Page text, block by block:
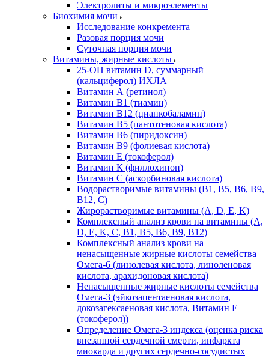
Электролиты и микроэлементы
Биохимия мочи
Исследование конкремента
Разовая порция мочи
Суточная порция мочи
Витамины, жирные кислоты
25-OH витамин D, суммарный
(кальциферол) ИХЛА
Витамин А (ретинол)
Витамин В1 (тиамин)
Витамин В12 (цианкобаламин)
Витамин В5 (пантотеновая кислота)
Витамин В6 (пиридоксин)
Витамин В9 (фолиевая кислота)
Витамин Е (токоферол)
Витамин К (филлохинон)
Витамин С (аскорбиновая кислота)
Водорастворимые витамины (B1, B5, B6, В9,
В12, С)
Жирорастворимые витамины (A, D, E, K)
Комплексный анализ крови на витамины (A,
D, E, K, C, B1, B5, B6, В9, B12)
Комплексный анализ крови на
ненасыщенные жирные кислоты семейства
Омега-6 (линолевая кислота, линоленовая
кислота, арахидоновая кислота)
Ненасыщенные жирные кислоты семейства
Омега-3 (эйкозапентаеновая кислота,
докозагексаеновая кислота, Витамин E
(токоферол))
Определение Омега-3 индекса (оценка риска
внезапной сердечной смерти, инфаркта
миокарда и других сердечно-сосудистых